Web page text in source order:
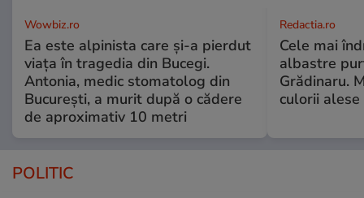
Wowbiz.ro
Ea este alpinista care și-a pierdut
viața în tragedia din Bucegi.
Antonia, medic stomatolog din
București, a murit după o cădere
de aproximativ 10 metri
Redactia.ro
Cele mai
albastre
Grădinaru.
culorii
POLITIC